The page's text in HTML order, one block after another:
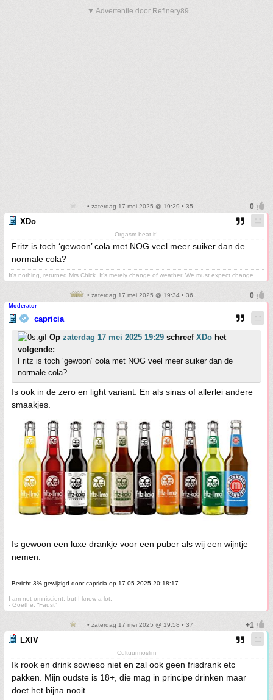
▼ Advertentie door Refinery89
• zaterdag 17 mei 2025 @ 19:29 • 35
XDo
Orgasm beat it!
Fritz is toch ‘gewoon’ cola met NOG veel meer suiker dan de
normale cola?
It's nothing, returned Mrs Chick. It's merely change of weather. We must expect change.
• zaterdag 17 mei 2025 @ 19:34 • 36
Moderator
capricia
Op zaterdag 17 mei 2025 19:29 schreef XDo het
volgende:
Fritz is toch ‘gewoon’ cola met NOG veel meer suiker dan de
normale cola?
Is ook in de zero en light variant. En als sinas of allerlei andere
smaakjes.
Is gewoon een luxe drankje voor een puber als wij een wijntje
nemen.
Bericht 3% gewijzigd door capricia op 17-05-2025 20:18:17
I am not omniscient, but I know a lot.
- Goethe, “Faust”
• zaterdag 17 mei 2025 @ 19:58 • 37
LXIV
Cultuurmoslim
Ik rook en drink sowieso niet en zal ook geen frisdrank etc
pakken. Mijn oudste is 18+, die mag in principe drinken maar
doet het bijna nooit.